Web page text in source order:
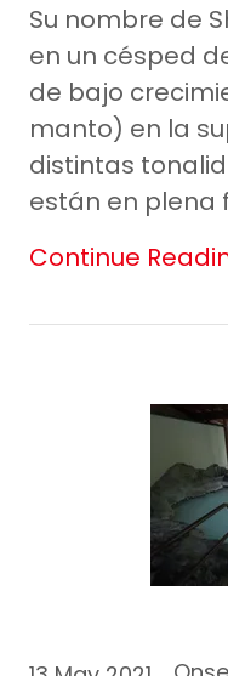
Su nombre de
en un césped
de bajo
manto) en la
distintas
están en plena
Continue